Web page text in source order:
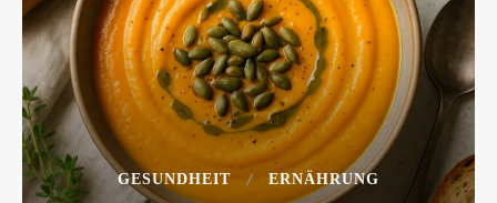
GESUNDHEIT ERNÄHRUNG